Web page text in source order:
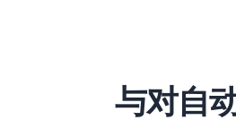
与对自